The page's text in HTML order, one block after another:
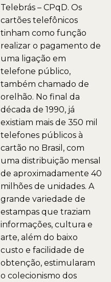
Telebrás – CPqD. Os
cartões telefônicos
tinham como função
realizar o pagamento de
uma ligação em
telefone público,
também chamado de
orelhão. No final da
década de 1990, já
existiam mais de 350 mil
telefones públicos à
cartão no Brasil, com
uma distribuição mensal
de aproximadamente 40
milhões de unidades. A
grande variedade de
estampas que traziam
informações, cultura e
arte, além do baixo
custo e facilidade de
obtenção, estimularam
o colecionismo dos